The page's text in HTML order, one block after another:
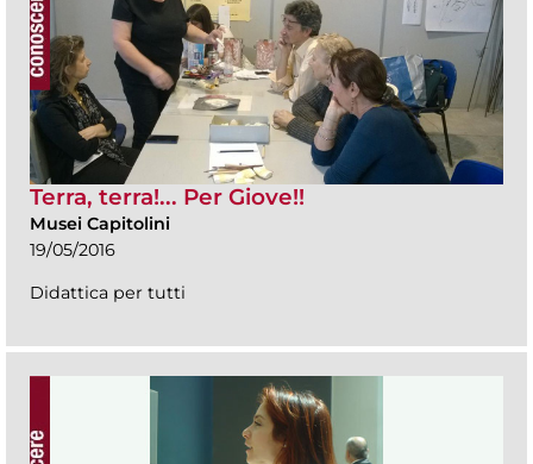
Terra, terra!... Per Giove!!
Musei Capitolini
19/05/2016
Didattica per tutti